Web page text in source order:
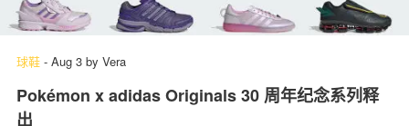
球鞋 - Aug 3 by Vera
Pokémon x adidas Originals 30 周年纪念系列释
出